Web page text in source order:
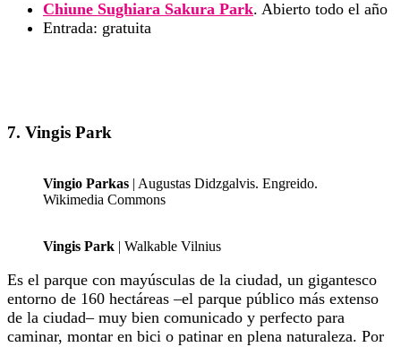
Chiune Sughiara Sakura Park. Abierto todo el año
Entrada: gratuita
7. Vingis Park
Vingio Parkas | Augustas Didzgalvis. Engreido.
Wikimedia Commons
Vingis Park | Walkable Vilnius
Es el parque con mayúsculas de la ciudad, un gigantesco
entorno de 160 hectáreas –el parque público más extenso
de la ciudad– muy bien comunicado y perfecto para
caminar, montar en bici o patinar en plena naturaleza. Por